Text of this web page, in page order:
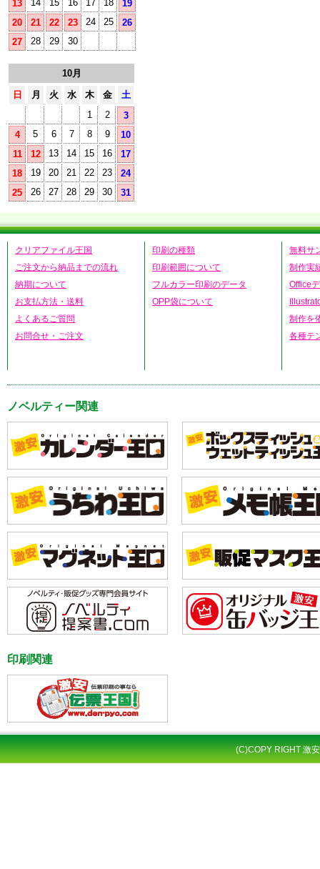
13 14 15 16 17 18
19
20
21 22 23 24 25
26
27
28 29 30
10月
日
月 火 水 木 金
土
1
2
3
4
5 6 7 8 9
10
11
12 13 14 15 16
17
18
19 20 21 22 23
24
25
26 27 28 29 30 31
クリアファイル王国
ご注文から納品までの流れ
納期について
お支払方法・送料
よくあるご質問
お問合せ・ご注文
印刷の種類
印刷範囲について
フルカラー印刷のデータ
OPP袋について
無料サ
制作実
Office
制作を
各種テ
ノベルティー関連
印刷関連
(C)COPY RIGHT 激